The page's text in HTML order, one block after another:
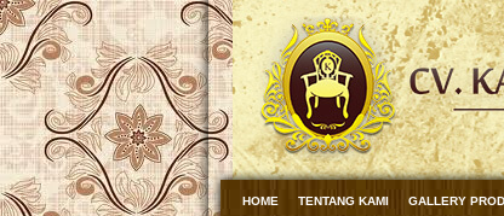
HOME TENTANG KAMI GALLERY